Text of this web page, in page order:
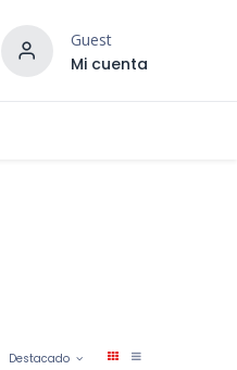
Guest
Mi cuenta
¡DESCUBRE NUESTRO
Destacado